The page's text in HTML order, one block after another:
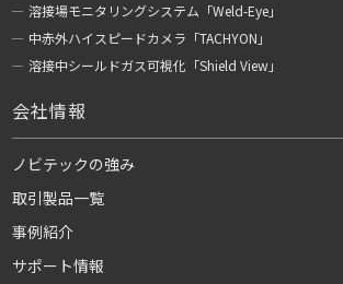
溶接場モニタリングシステム「Weld-Eye」
中赤外ハイスピードカメラ「TACHYON」
溶接中シールドガス可視化「Shield View」
会社情報
ノビテックの強み
取引製品一覧
事例紹介
サポート情報